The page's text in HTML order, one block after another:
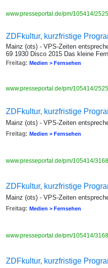
www.presseportal.de/pm/105414/
ZDFkultur, kurzfristige
Mainz (ots) - VPS-Zeiten
69 1930 Disco 2015 Das kleine
Freitag: Medien > Fernsehen
www.presseportal.de/pm/105414/
ZDFkultur, kurzfristige
Mainz (ots) - VPS-Zeiten
Freitag: Medien > Fernsehen
www.presseportal.de/pm/105414/
ZDFkultur, kurzfristige
Mainz (ots) - VPS-Zeiten
Freitag: Medien > Fernsehen
www.presseportal.de/pm/105414/
ZDFkultur, kurzfristige